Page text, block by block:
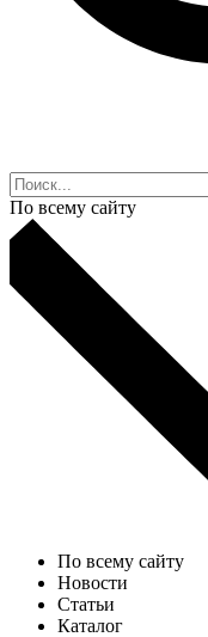
По всему сайту
По всему сайту
Новости
Статьи
Каталог